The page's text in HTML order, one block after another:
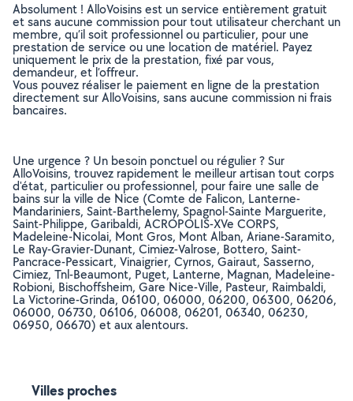
Absolument ! AlloVoisins est un service entièrement gratuit
et sans aucune commission pour tout utilisateur cherchant un
membre, qu’il soit professionnel ou particulier, pour une
prestation de service ou une location de matériel. Payez
uniquement le prix de la prestation, fixé par vous,
demandeur, et l’offreur.
Vous pouvez réaliser le paiement en ligne de la prestation
directement sur AlloVoisins, sans aucune commission ni frais
bancaires.
Une urgence ? Un besoin ponctuel ou régulier ? Sur
AlloVoisins, trouvez rapidement le meilleur artisan tout corps
d'état, particulier ou professionnel, pour faire une salle de
bains sur la ville de Nice (Comte de Falicon, Lanterne-
Mandariniers, Saint-Barthelemy, Spagnol-Sainte Marguerite,
Saint-Philippe, Garibaldi, ACROPOLIS-XVe CORPS,
Madeleine-Nicolai, Mont Gros, Mont Alban, Ariane-Saramito,
Le Ray-Gravier-Dunant, Cimiez-Valrose, Bottero, Saint-
Pancrace-Pessicart, Vinaigrier, Cyrnos, Gairaut, Sasserno,
Cimiez, Tnl-Beaumont, Puget, Lanterne, Magnan, Madeleine-
Robioni, Bischoffsheim, Gare Nice-Ville, Pasteur, Raimbaldi,
La Victorine-Grinda, 06100, 06000, 06200, 06300, 06206,
06000, 06730, 06106, 06008, 06201, 06340, 06230,
06950, 06670) et aux alentours.
Villes proches